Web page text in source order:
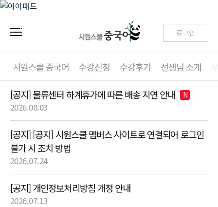
로그인
시원스쿨 중국어 수강신청 수강후기 선생님 소개
[공지] 물류센터 하계휴가에 따른 배송 지연 안내 N
2026.08.03
[공지] [공지] 시원스쿨 멤버스 사이트로 연결되어 로그인
불가 시 조치 방법
2026.07.24
[공지] 개인정보처리방침 개정 안내
2026.07.13